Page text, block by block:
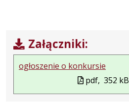
Załączniki:
ogłoszenie o konkursie
pdf, 352 kB